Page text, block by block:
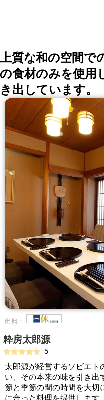
上質な和の空間で
の食材のみを使用
き出しています。
出典：
粋房太郎源
5
太郎源が経営するソビエト
い、その本来の味を引き出
節と季節の間の時間を大切
に合った料理を提供します